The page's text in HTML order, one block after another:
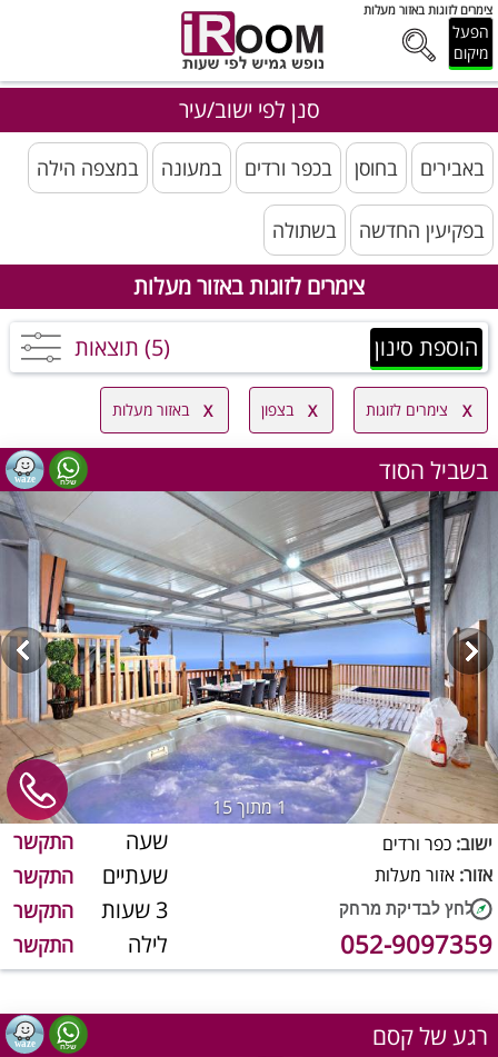
צימרים לזוגות באזור מעלות
הפעל
מיקום
סנן לפי ישוב/עיר
באבירים בחוסן בכפר ורדים במעונה במצפה הילה
בפקיעין החדשה בשתולה
צימרים לזוגות באזור מעלות
הוספת סינון (5) תוצאות
צימרים לזוגות בצפון באזור מעלות
בשביל הסוד
1מתוך 15
שעה התקשר
שעתיים התקשר
3 שעות התקשר
לילה התקשר
ישוב: כפר ורדים
אזור: אזור מעלות
052-9097359
רגע של קסם